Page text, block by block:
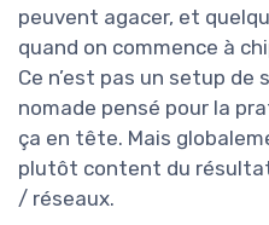
peuvent agacer, et
quand on commence à
Ce n’est pas un setup
nomade pensé pour la
ça en tête. Mais
plutôt content du résultat
/ réseaux.